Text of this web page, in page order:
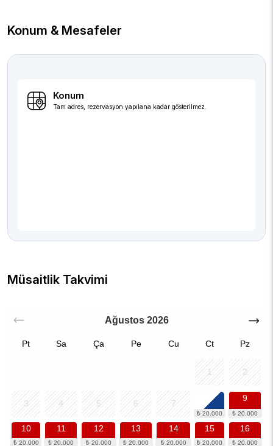
Konum & Mesafeler
Konum
Tam adres, rezervasyon yapılana kadar gösterilmez.
Müsaitlik Takvimi
Ağustos 2026
Pt Sa Ça Pe Cu Ct Pz
1 2
3 4 5 6 7
9
10 11 12 13 14 15 16